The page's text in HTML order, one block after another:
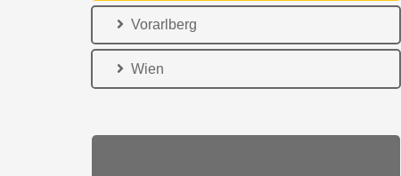
Vorarlberg
Wien